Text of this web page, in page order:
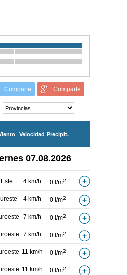
Comparte Comparte
Velocidad Precipit.
07.08.2026
Este 4 km/h 0 l/m2
4 km/h 0 l/m2
7 km/h 0 l/m2
7 km/h 0 l/m2
11 km/h 0 l/m2
11 km/h 0 l/m2